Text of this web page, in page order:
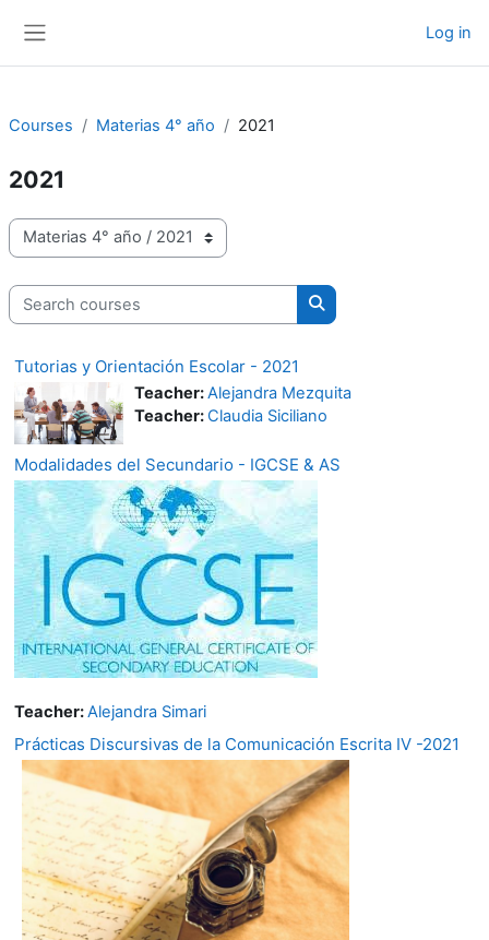
Log in
Courses Materias 4° año 2021
2021
Course categories
Search courses
Search courses
Tutorias y Orientación Escolar - 2021
Teacher:Alejandra Mezquita
Teacher:Claudia Siciliano
Modalidades del Secundario - IGCSE & AS
Teacher:Alejandra Simari
Prácticas Discursivas de la Comunicación Escrita IV -2021